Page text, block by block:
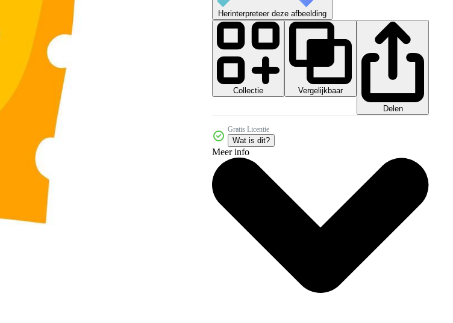
Herinterpreteer deze afbeelding
Collectie
Vergelijkbaar
Delen
Gratis Licentie
Wat is dit?
Meer info